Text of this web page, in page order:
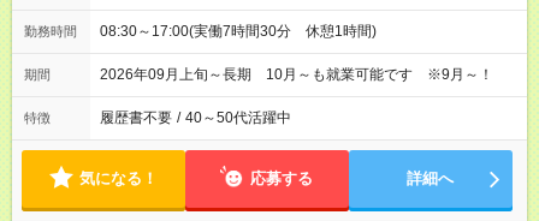
勤務時間 08:30～17:00(実働7時間30分 休憩1時間)
期間 2026年09月上旬～長期 10月～も就業可能です ※9月～！
特徴 履歴書不要 / 40～50代活躍中
気になる！ 応募する 詳細へ